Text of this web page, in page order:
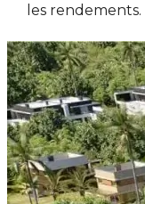
les rendements.